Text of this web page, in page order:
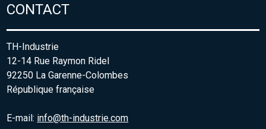
CONTACT
TH-Industrie
12-14 Rue Raymon Ridel
92250 La Garenne-Colombes
République française
E-mail: info@th-industrie.com